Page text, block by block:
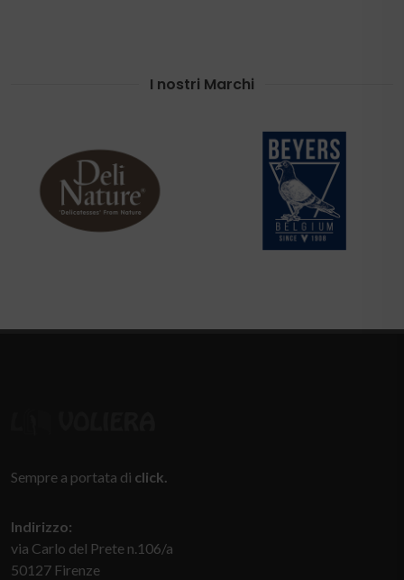
I nostri Marchi
Sempre a portata di click.
Indirizzo:
via Carlo del Prete n.106/a
50127 Firenze